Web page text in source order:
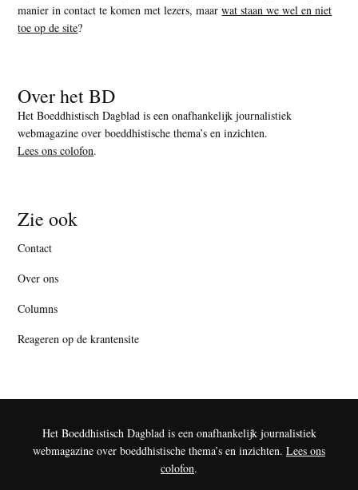
manier in contact te komen met lezers, maarwat staan we wel en niet
toe op de site?
Over het BD
Het Boeddhistisch Dagblad is een onafhankelijk journalistiek
webmagazine over boeddhistische thema’s en inzichten.
Lees ons colofon.
Zie ook
Contact
Over ons
Columns
Reageren op de krantensite
Het Boeddhistisch Dagblad is een onafhankelijk journalistiek
webmagazine over boeddhistische thema’s en inzichten. Lees ons
colofon.